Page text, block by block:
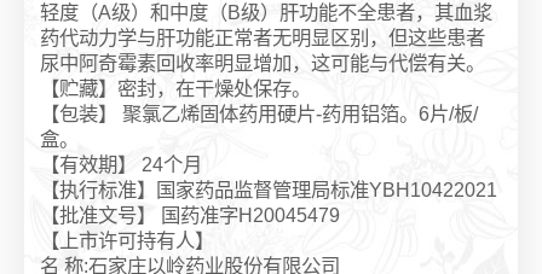
轻度（A级）和中度（B级）肝功能不全患者，其血浆
药代动力学与肝功能正常者无明显区别，但这些患者
尿中阿奇霉素回收率明显增加，这可能与代偿有关。
【贮藏】密封，在干燥处保存。
【包装】 聚氯乙烯固体药用硬片-药用铝箔。6片/板/
盒。
【有效期】 24个月
【执行标准】国家药品监督管理局标准YBH10422021
【批准文号】 国药准字H20045479
【上市许可持有人】
名 称:石家庄以岭药业股份有限公司